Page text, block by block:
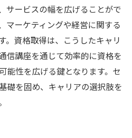
サービスの幅を広げることがで
マーケティングや経営に関する
。資格取得は、こうしたキャリ
信講座を通じて効率的に資格を
能性を広げる鍵となります。セ
礎を固め、キャリアの選択肢を